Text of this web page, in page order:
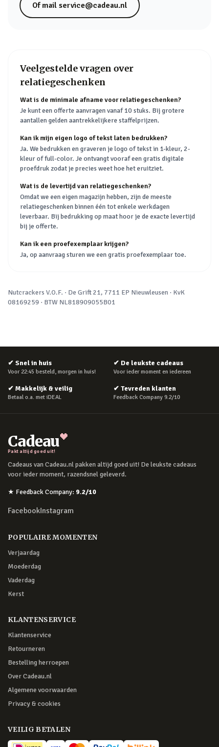
Of mail service@cadeau.nl
Veelgestelde vragen over
relatiegeschenken
Wat is de minimale afname voor relatiegeschenken?
Je kunt een offerte aanvragen vanaf 10 stuks. Bij grotere
aantallen gelden aantrekkelijkere staffelprijzen.
Kan ik mijn eigen logo of tekst laten bedrukken?
Ja. We bedrukken en graveren je logo of tekst in 1-kleur, 2-
kleur of full-color. Je ontvangt vooraf een gratis digitale
proefdruk zodat je precies weet hoe het eruitziet.
Wat is de levertijd van relatiegeschenken?
Omdat we een eigen magazijn hebben, zijn de meeste
relatiegeschenken binnen één tot enkele werkdagen
leverbaar. Bij bedrukking op maat hoor je de exacte levertijd
bij je offerte.
Kan ik een proefexemplaar krijgen?
Ja, op aanvraag sturen we een gratis proefexemplaar toe.
Nutcrackers V.O.F. · De Grift 21, 7711 EP Nieuwleusen · KvK
08169259 · BTW NL818909055B01
✔ Snel in huis
Voor 22:45 besteld, morgen in huis!
✔ De leukste cadeaus
Voor ieder moment en iedereen
✔ Makkelijk & veilig
Betaal o.a. met iDEAL
✔ Tevreden klanten
Feedback Company 9.2/10
Cadeau
Pakt altijd goed uit!
Cadeaus van Cadeau.nl pakken altijd goed uit! De leukste cadeaus
voor ieder moment, razendsnel geleverd.
★ Feedback Company: 9.2/10
FacebookInstagram
POPULAIRE MOMENTEN
Verjaardag
Moederdag
Vaderdag
Kerst
KLANTENSERVICE
Klantenservice
Retourneren
Bestelling herroepen
Over Cadeau.nl
Algemene voorwaarden
Privacy & cookies
VEILIG BETALEN